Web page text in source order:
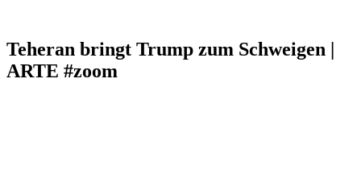
Teheran bringt Trump zum Schweigen |
ARTE #zoom